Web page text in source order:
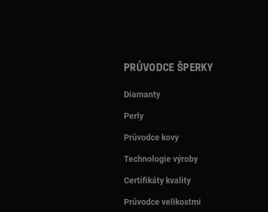
Průvodce šperky
Diamanty
Perly
Průvodce kovy
Technologie výroby
Certifikáty kvality
Průvodce velikostmi